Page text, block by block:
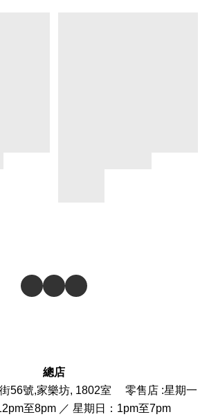
總店
56號,家樂坊, 1802室 零售店 :星期一
至8pm ／ 星期日：1pm至7pm